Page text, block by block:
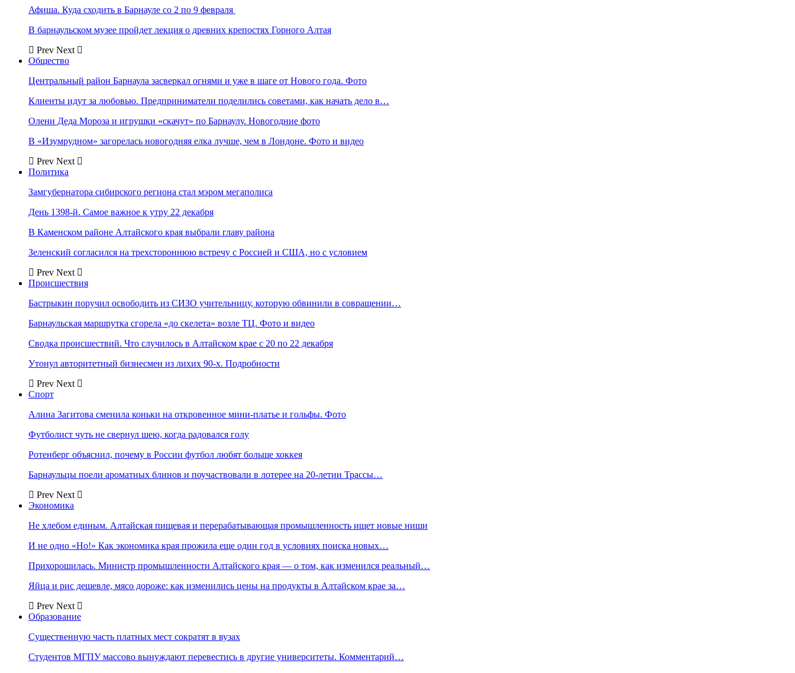
Афиша. Куда сходить в Барнауле со 2 по 9 февраля
В барнаульском музее пройдет лекция о древних крепостях Горного Алтая
Prev Next
Общество
Центральный район Барнаула засверкал огнями и уже в шаге от Нового года. Фото
Клиенты идут за любовью. Предприниматели поделились советами, как начать дело в…
Олени Деда Мороза и игрушки «скачут» по Барнаулу. Новогодние фото
В «Изумрудном» загорелась новогодняя елка лучше, чем в Лондоне. Фото и видео
Prev Next
Политика
Замгубернатора сибирского региона стал мэром мегаполиса
День 1398-й. Самое важное к утру 22 декабря
В Каменском районе Алтайского края выбрали главу района
Зеленский согласился на трехстороннюю встречу с Россией и США, но с условием
Prev Next
Происшествия
Бастрыкин поручил освободить из СИЗО учительницу, которую обвинили в совращении…
Барнаульская маршрутка сгорела «до скелета» возле ТЦ. Фото и видео
Сводка происшествий. Что случилось в Алтайском крае с 20 по 22 декабря
Утонул авторитетный бизнесмен из лихих 90-х. Подробности
Prev Next
Спорт
Алина Загитова сменила коньки на откровенное мини-платье и гольфы. Фото
Футболист чуть не свернул шею, когда радовался голу
Ротенберг объяснил, почему в России футбол любят больше хоккея
Барнаульцы поели ароматных блинов и поучаствовали в лотерее на 20-летии Трассы…
Prev Next
Экономика
Не хлебом единым. Алтайская пищевая и перерабатывающая промышленность ищет новые ниши
И не одно «Но!» Как экономика края прожила еще один год в условиях поиска новых…
Прихорошилась. Министр промышленности Алтайского края — о том, как изменился реальный…
Яйца и рис дешевле, мясо дороже: как изменились цены на продукты в Алтайском крае за…
Prev Next
Образование
Существенную часть платных мест сократят в вузах
Студентов МГПУ массово вынуждают перевестись в другие университеты. Комментарий…